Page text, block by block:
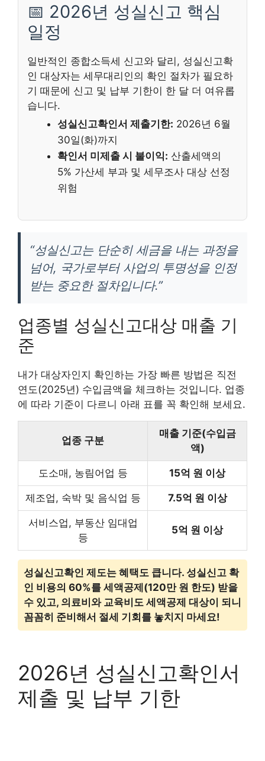
📅 2026년 성실신고 핵심
일정
일반적인 종합소득세 신고와 달리, 성실신고확
인 대상자는 세무대리인의 확인 절차가 필요하
기 때문에 신고 및 납부 기한이 한 달 더 여유롭
습니다.
성실신고확인서 제출기한: 2026년 6월
30일(화)까지
확인서 미제출 시 불이익: 산출세액의
5% 가산세 부과 및 세무조사 대상 선정
위험
“성실신고는 단순히 세금을 내는 과정을
넘어, 국가로부터 사업의 투명성을 인정
받는 중요한 절차입니다.”
업종별 성실신고대상 매출 기
준
내가 대상자인지 확인하는 가장 빠른 방법은 직전
연도(2025년) 수입금액을 체크하는 것입니다. 업종
에 따라 기준이 다르니 아래 표를 꼭 확인해 보세요.
업종 구분
매출 기준(수입금
액)
도소매, 농림어업 등 15억 원 이상
제조업, 숙박 및 음식업 등 7.5억 원 이상
서비스업, 부동산 임대업
등
5억 원 이상
성실신고확인 제도는 혜택도 큽니다. 성실신고 확
인 비용의 60%를 세액공제(120만 원 한도) 받을
수 있고, 의료비와 교육비도 세액공제 대상이 되니
꼼꼼히 준비해서 절세 기회를 놓치지 마세요!
2026년 성실신고확인서
제출 및 납부 기한